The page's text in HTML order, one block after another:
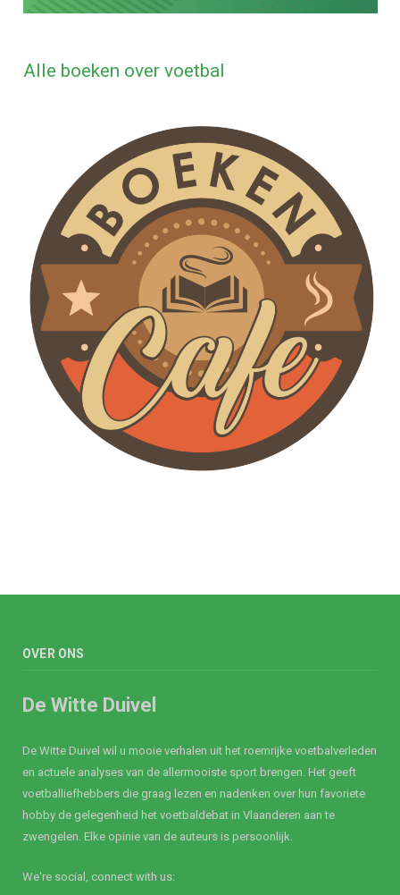
Alle boeken over voetbal
OVER ONS
De Witte Duivel
De Witte Duivel wil u mooie verhalen uit het roemrijke voetbalverleden
en actuele analyses van de allermooiste sport brengen. Het geeft
voetballiefhebbers die graag lezen en nadenken over hun favoriete
hobby de gelegenheid het voetbaldebat in Vlaanderen aan te
zwengelen. Elke opinie van de auteurs is persoonlijk.
We're social, connect with us: